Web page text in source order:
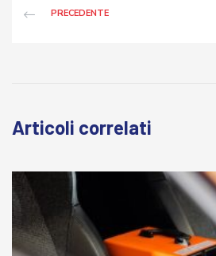
PRECEDENTE
Articoli correlati